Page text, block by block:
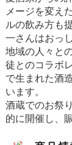
メージを変え
ルの飲み方も
一さんはおっ
地域の人々と
徒とのコラボ
で生まれた酒
います。
酒蔵でのお祭
的に開催し、